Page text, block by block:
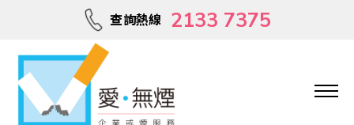
查詢熱線 2133 7375